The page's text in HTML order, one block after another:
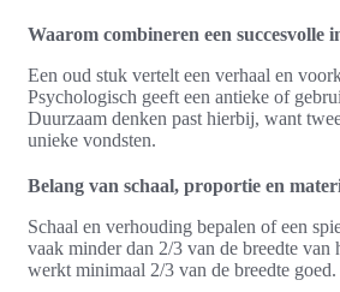
Waarom combineren een succesvolle
Een oud stuk vertelt een verhaal en
Psychologisch geeft een antieke of
Duurzaam denken past hierbij, want
unieke vondsten.
Belang van schaal, proportie en
Schaal en verhouding bepalen of een
vaak minder dan 2/3 van de breedte
werkt minimaal 2/3 van de breedte goed.